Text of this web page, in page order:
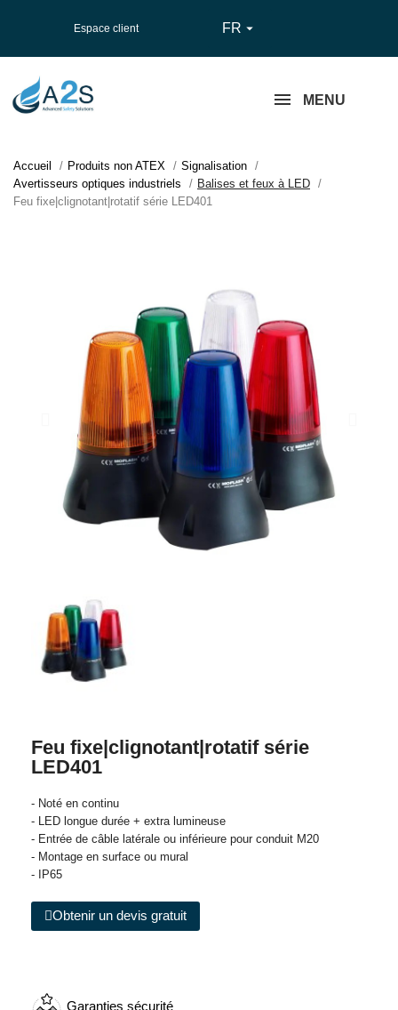
Espace client FR 
MENU
Accueil Produits non ATEX
Signalisation
Avertisseurs optiques industriels
Balises et feux à LED
Feu fixe|clignotant|rotatif série LED401
Feu fixe|clignotant|rotatif série
LED401
- Noté en continu
- LED longue durée + extra lumineuse
- Entrée de câble latérale ou inférieure pour conduit M20
- Montage en surface ou mural
- IP65
Obtenir un devis gratuit
Garanties sécurité